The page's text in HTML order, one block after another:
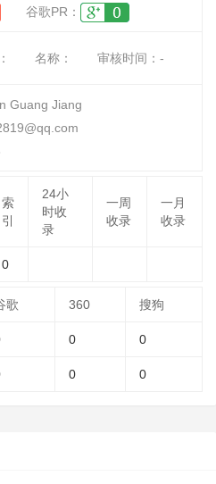
谷歌PR：
名称： 审核时间： -
Guang Jiang
索
引
24小
时收
录
一周
收录
一月
收录
0
歌 360 搜狗
0 0
0 0